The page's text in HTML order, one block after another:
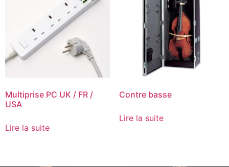
Multiprise PC UK / FR /
USA
Lire la suite
Contre basse
Lire la suite